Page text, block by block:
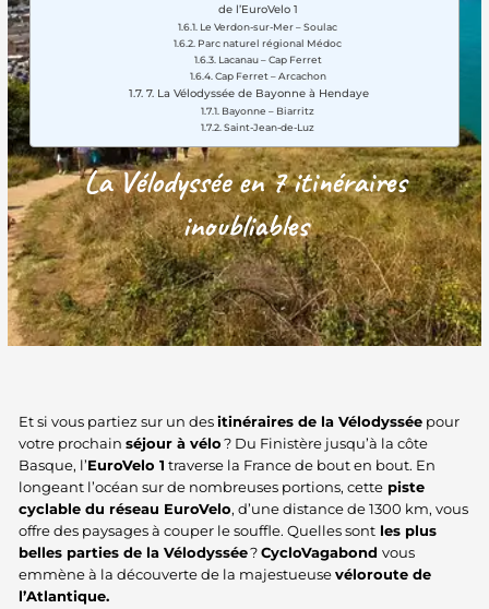
de l’EuroVelo 1
Le Verdon-sur-Mer – Soulac
Parc naturel régional Médoc
Lacanau – Cap Ferret
Cap Ferret – Arcachon
7. La Vélodyssée de Bayonne à Hendaye
Bayonne – Biarritz
Saint-Jean-de-Luz
La Vélodyssée en 7 itinéraires
inoubliables
Et si vous partiez sur un des itinéraires de la Vélodysséepour
votre prochain séjour à vélo ? Du Finistère jusqu’à la côte
Basque, l’EuroVelo 1 traverse la France de bout en bout. En
longeant l’océan sur de nombreuses portions, cettepiste
cyclable du réseau EuroVelo, d’une distance de 1300 km, vous
offre des paysages à couper le souffle. Quelles sontles plus
belles parties de la Vélodyssée? CycloVagabond vous
emmène à la découverte de la majestueuse véloroute de
l’Atlantique.